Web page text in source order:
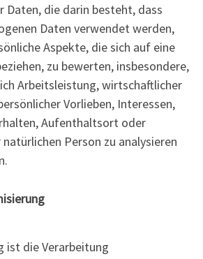
Daten, die darin besteht, dass
Daten verwendet werden,
Aspekte, die sich auf eine
zu bewerten, insbesondere,
Arbeitsleistung, wirtschaftlicher
Vorlieben, Interessen,
Aufenthaltsort oder
Person zu analysieren
ist die Verarbeitung